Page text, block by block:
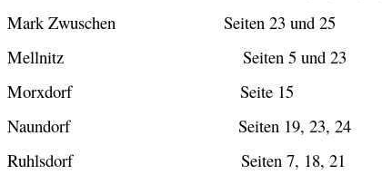
MarkZwuschen
Seiten 23 und 25
Mellnitz
Seiten 5 und 23
Morxdorf
Seite 15
Naundorf
Seiten 19, 23, 24
Ruhlsdorf
Seiten 7, 18, 21